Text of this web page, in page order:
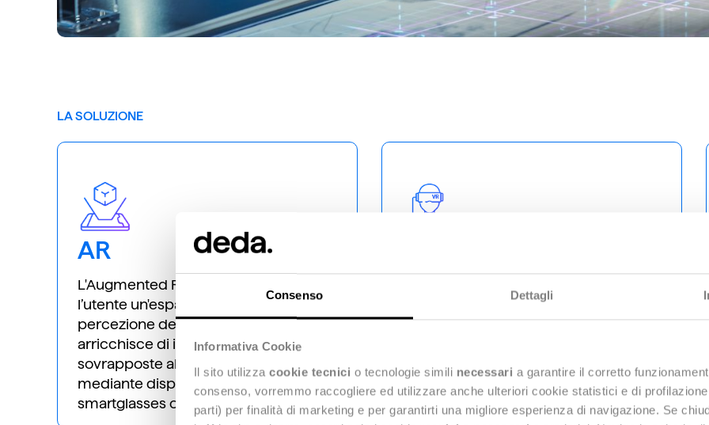
Consenso Dettagli
Informativa Cookie
Il sito utilizza cookie tecnici o tecnologie simili necessari a garantire il corretto
consenso, vorremmo raccogliere ed utilizzare anche ulteriori cookie statistici e di
parti) per finalità di marketing e per garantirti una migliore esperienza di navigazione. Se
LA SOLUZIONE
AR
L'Augmented Reality realizza per
l’utente un'espansione della
percezione dell’ambiente, che si
arricchisce di informazioni digitali
sovrapposte alla realtà e visualizzate
mediante dispositivi quali
smartglasses o smartphone/tablet
separati dal mondo reale e trasportati
in un altro generato in modo
possono percepire luoghi, oggetti e
persone virtuali e interagire con loro.